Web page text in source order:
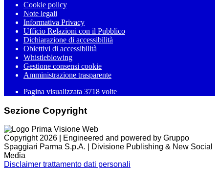
Cookie policy
Note legali
Informativa Privacy
Ufficio Relazioni con il Pubblico
Dichiarazione di accessibilità
Obiettivi di accessibilità
Whistleblowing
Gestione consensi cookie
Amministrazione trasparente
Pagina visualizzata 3718 volte
Sezione Copyright
Copyright 2026 | Engineered and powered by Gruppo
Spaggiari Parma S.p.A. | Divisione Publishing & New Social
Media
Disclaimer trattamento dati personali